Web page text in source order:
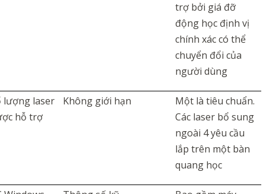
trợ bởi giá đỡ
động học định vị
chính xác có thể
chuyển đổi của
người dùng
lượng laser
hỗ trợ
Không giới hạn
Một là tiêu chuẩn.
Các laser bổ sung
ngoài 4 yêu cầu
lắp trên một bàn
quang học